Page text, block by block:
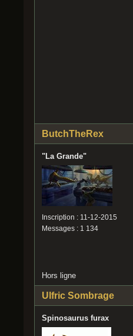
ButchTheRex
"La Grande"
Inscription : 11-12-2015
Messages : 1 134
Hors ligne
Ulfric Sombrage
Spinosaurus furax